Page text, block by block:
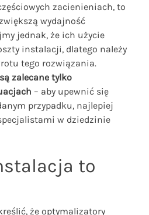
zacienieniach, to
wydajność
jednak, że ich użycie
instalacji, dlatego należy
tego rozwiązania.
zalecane tylko
– aby upewnić się
przypadku, najlepiej
w dziedzinie
to
że optymalizatory